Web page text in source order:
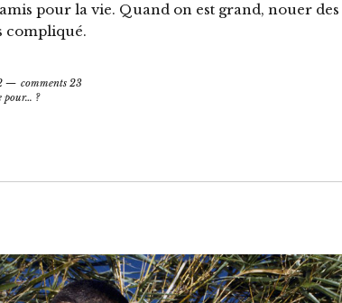
pour la vie. Quand on est grand, nouer
compliqué.
comments 23
pour… ?